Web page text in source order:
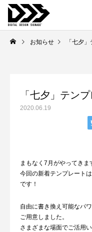
お知らせ 「七夕
「七夕」テン
2020.06.19
まもなく7月がやってきま
今回の新着テンプレート
です！
自由に書き換え可能なパ
ご用意しました。
さまざまな場面でご活用